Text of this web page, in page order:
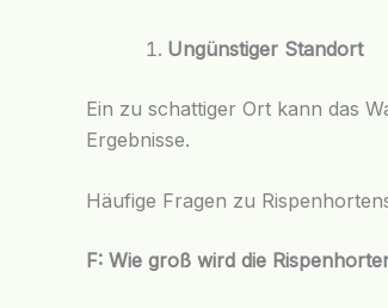
Ungünstiger Standort
Ein zu schattiger Ort kann das
Ergebnisse.
Häufige Fragen zu
F: Wie groß wird die